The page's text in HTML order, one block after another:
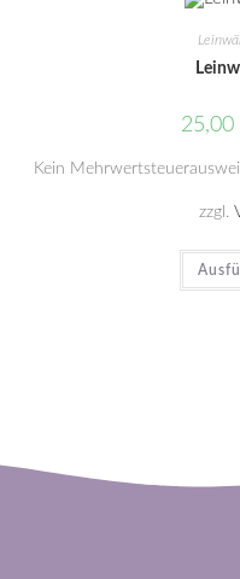
25,00
Kein
zzgl.